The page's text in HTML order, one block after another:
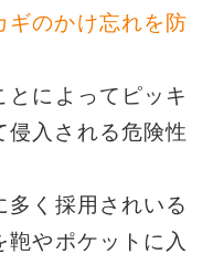
ギのかけ忘れを防
とによってピッキ
侵入される危険性
多く採用されいる
鞄やポケットに入